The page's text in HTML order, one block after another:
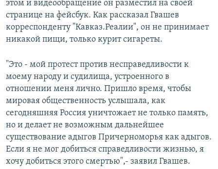
этом и видеообращение он разместил на своей
странице на фейсбук. Как рассказал Гвашев
корреспонденту "Кавказ.Реалии", он не принимает
никакой пищи, только курит сигареты.
"Это - мой протест против несправедливости к
моему народу и судилища, устроенного в
отношении меня лично. Пришло время, чтобы
мировая общественность услышала, как
сегодняшняя Россия уничтожает не только память,
но и делает не возможным дальнейшее
существование адыгов Причерноморья как адыгов.
Если я не мог добиться справедливости жизнью, я
хочу добиться этого смертью",- заявил Гвашев.